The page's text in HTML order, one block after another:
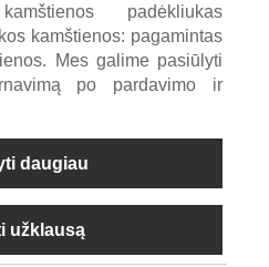
padėkliukas
kamštienos: pagamintas
Mes galime pasiūlyti
po pardavimo ir
daugiau
užklausą